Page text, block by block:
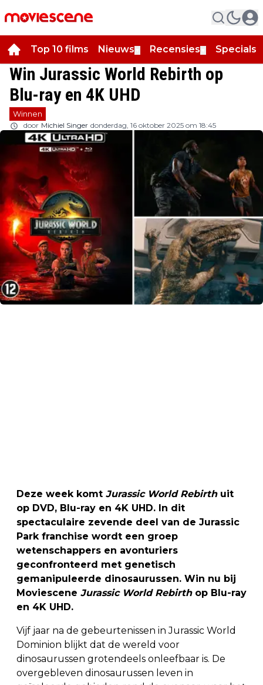
Top 10 films Nieuws Recensies Specials
Win Jurassic World Rebirth op
Blu-ray en 4K UHD
Winnen
door Michiel Singer donderdag, 16 oktober 2025 om 18:45
Deze week komt Jurassic World Rebirthuit
op DVD, Blu-ray en 4K UHD. In dit
spectaculaire zevende deel van de Jurassic
Park franchise wordt een groep
wetenschappers en avonturiers
geconfronteerd met genetisch
gemanipuleerde dinosaurussen. Win nu bij
Moviescene Jurassic World Rebirth op Blu-ray
en 4K UHD.
Vijf jaar na de gebeurtenissen in Jurassic World
Dominion blijkt dat de wereld voor
dinosaurussen grotendeels onleefbaar is. De
overgebleven dinosaurussen leven in